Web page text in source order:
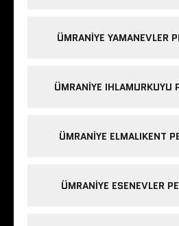
ÜMRANIYE YAMANEVLER
ÜMRANIYE IHLAMURKUYU
ÜMRANIYE ELMALIKENT
ÜMRANIYE ESENEVLER